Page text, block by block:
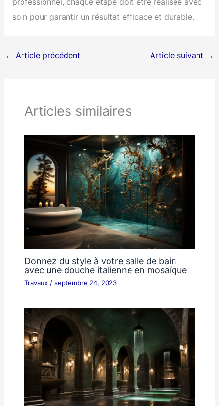
professionnel, chaque étape doit être réalisée avec
soin pour garantir un résultat efficace et durable.
← Article précédent Article suivant →
Articles similaires
Donnez du style à votre salle de bain
avec une douche italienne en mosaïque
Travaux/ septembre 24, 2023